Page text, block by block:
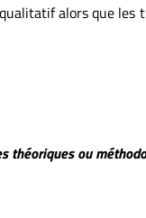
alors que les
théoriques ou